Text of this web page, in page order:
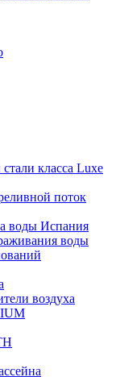
класса Luxe
поток
воды Испания
воды
воздуха